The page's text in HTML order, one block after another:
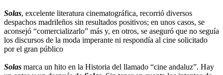
Solas, excelente literatura cinematográfica, recorrió diversos
despachos madrileños sin resultados positivos; en unos casos, se
aconsejó “comercializarlo” más y, en otros, se aseguró que no seguía
los discursos de la moda imperante ni respondía al cine solicitado
por el gran público
Solas marca un hito en la Historia del llamado “cine andaluz”. Hay